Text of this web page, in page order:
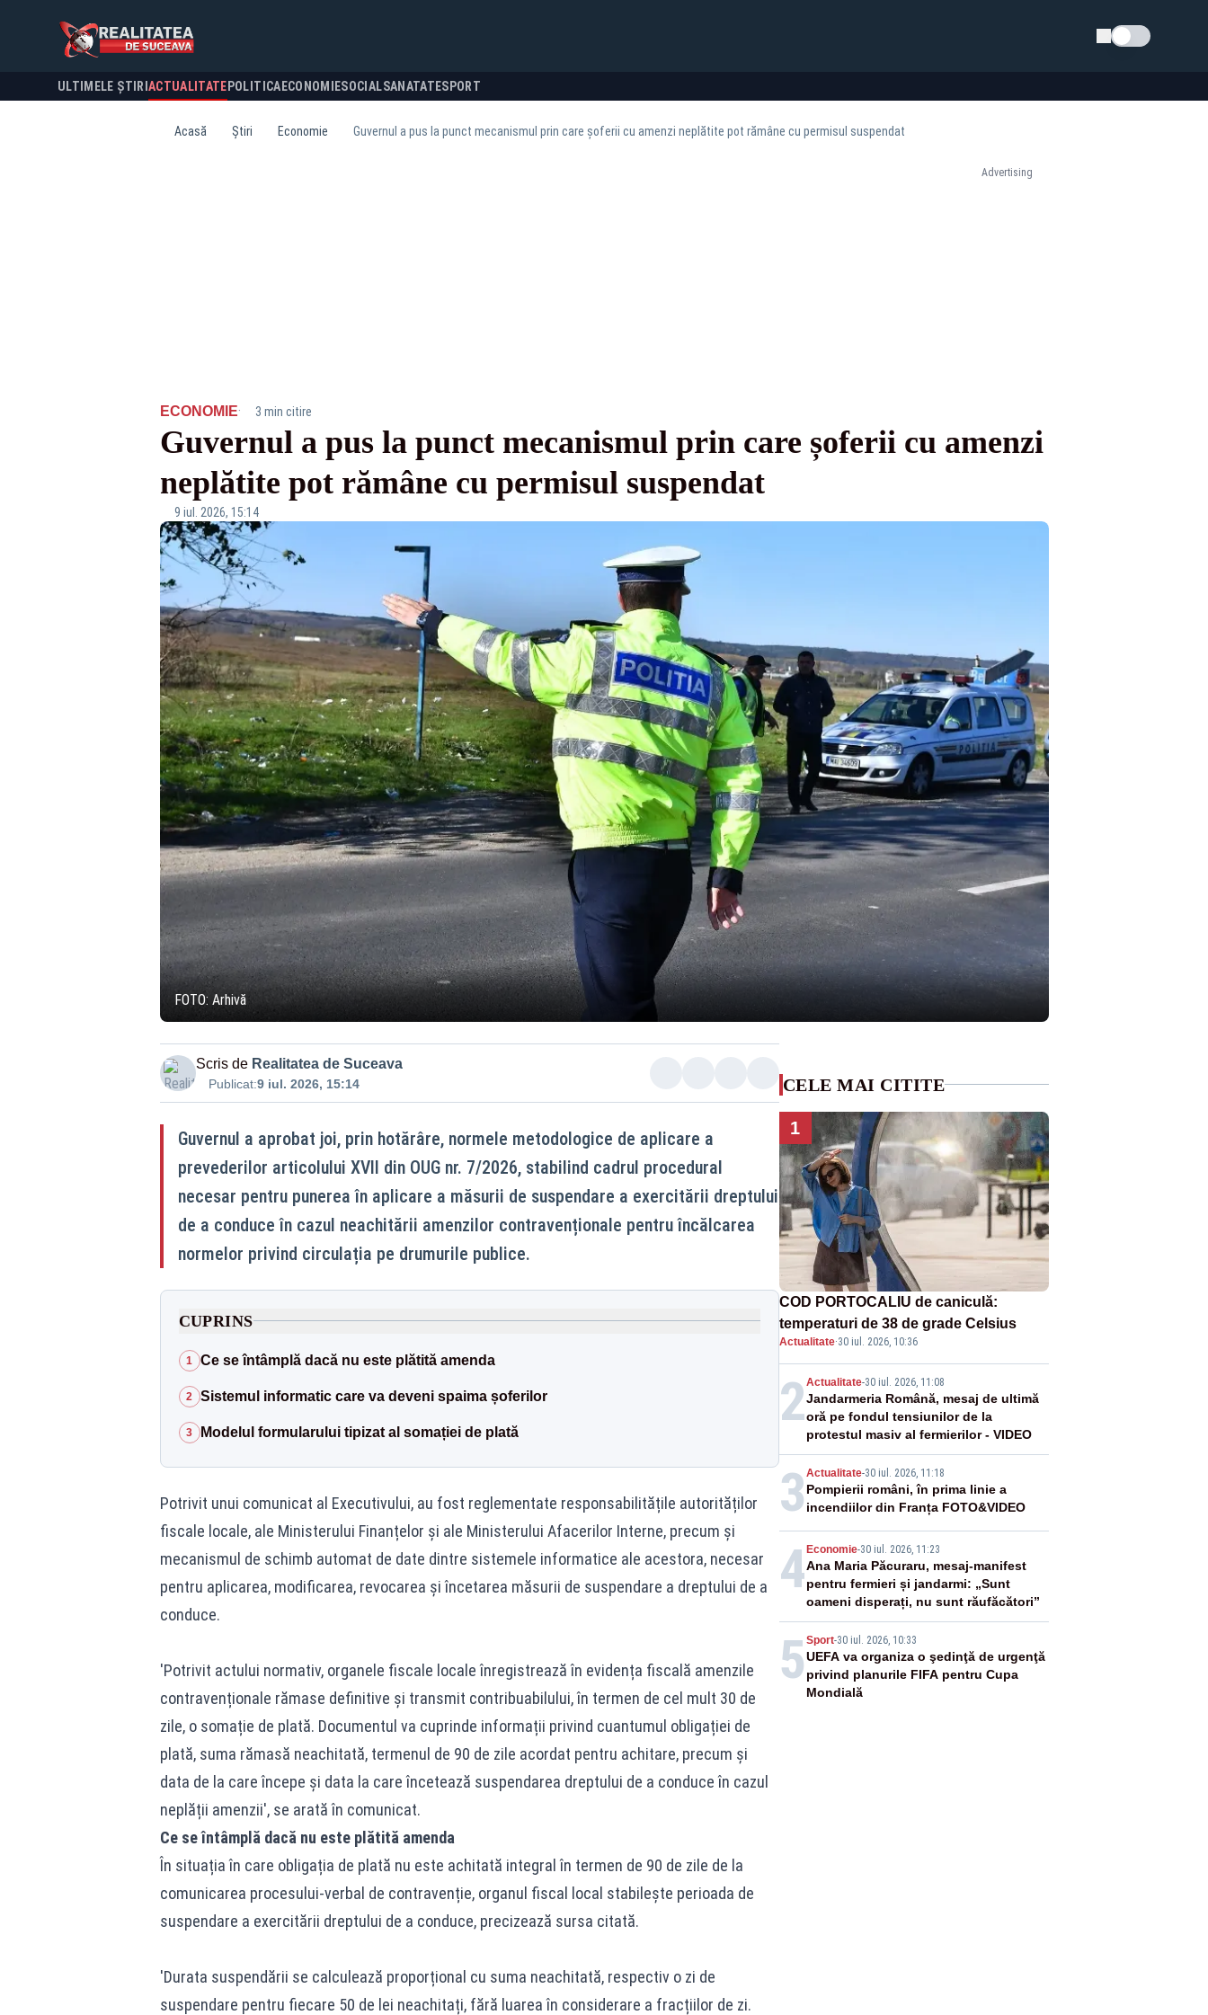
Schimba tema
ULTIMELE ȘTIRI ACTUALITATE POLITICA ECONOMIESOCIALSANATATESPORT
Acasă Știri Economie Guvernul a pus la punct mecanismul prin care șoferii cu amenzi neplătite pot rămâne cu permisul suspendat
Advertising
ECONOMIE· 3 min citire
Guvernul a pus la punct mecanismul prin care șoferii cu amenzi
neplătite pot rămâne cu permisul suspendat
9 iul. 2026, 15:14
FOTO: Arhivă
Scris de Realitatea de Suceava
Publicat:9 iul. 2026, 15:14
Guvernul a aprobat joi, prin hotărâre, normele metodologice de aplicare a
prevederilor articolului XVII din OUG nr. 7/2026, stabilind cadrul procedural
necesar pentru punerea în aplicare a măsurii de suspendare a exercitării dreptului
de a conduce în cazul neachitării amenzilor contravenționale pentru încălcarea
normelor privind circulația pe drumurile publice.
CUPRINS
1 Ce se întâmplă dacă nu este plătită amenda
2 Sistemul informatic care va deveni spaima șoferilor
3 Modelul formularului tipizat al somației de plată
Potrivit unui comunicat al Executivului, au fost reglementate responsabilitățile autorităților
fiscale locale, ale Ministerului Finanțelor și ale Ministerului Afacerilor Interne, precum și
mecanismul de schimb automat de date dintre sistemele informatice ale acestora, necesar
pentru aplicarea, modificarea, revocarea și încetarea măsurii de suspendare a dreptului de a
conduce.
'Potrivit actului normativ, organele fiscale locale înregistrează în evidența fiscală amenzile
contravenționale rămase definitive și transmit contribuabilului, în termen de cel mult 30 de
zile, o somație de plată. Documentul va cuprinde informații privind cuantumul obligației de
plată, suma rămasă neachitată, termenul de 90 de zile acordat pentru achitare, precum și
data de la care începe și data la care încetează suspendarea dreptului de a conduce în cazul
neplății amenzii', se arată în comunicat.
Ce se întâmplă dacă nu este plătită amenda
În situația în care obligația de plată nu este achitată integral în termen de 90 de zile de la
comunicarea procesului-verbal de contravenție, organul fiscal local stabilește perioada de
suspendare a exercitării dreptului de a conduce, precizează sursa citată.
'Durata suspendării se calculează proporțional cu suma neachitată, respectiv o zi de
suspendare pentru fiecare 50 de lei neachitați, fără luarea în considerare a fracțiilor de zi.
CELE MAI CITITE
1
COD PORTOCALIU de caniculă:
temperaturi de 38 de grade Celsius
Actualitate·30 iul. 2026, 10:36
2Actualitate-30 iul. 2026, 11:08
Jandarmeria Română, mesaj de ultimă
oră pe fondul tensiunilor de la
protestul masiv al fermierilor - VIDEO
3 Actualitate-30 iul. 2026, 11:18
Pompierii români, în prima linie a
incendiilor din Franța FOTO&VIDEO
4Economie-30 iul. 2026, 11:23
Ana Maria Păcuraru, mesaj-manifest
pentru fermieri și jandarmi: „Sunt
oameni disperați, nu sunt răufăcători”
5 Sport-30 iul. 2026, 10:33
UEFA va organiza o şedinţă de urgenţă
privind planurile FIFA pentru Cupa
Mondială